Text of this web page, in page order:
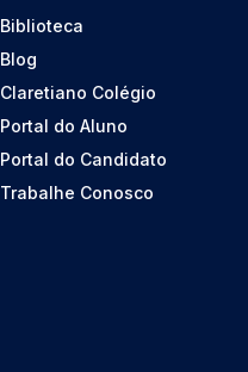
Biblioteca
Blog
Claretiano Colégio
Portal do Aluno
Portal do Candidato
Trabalhe Conosco